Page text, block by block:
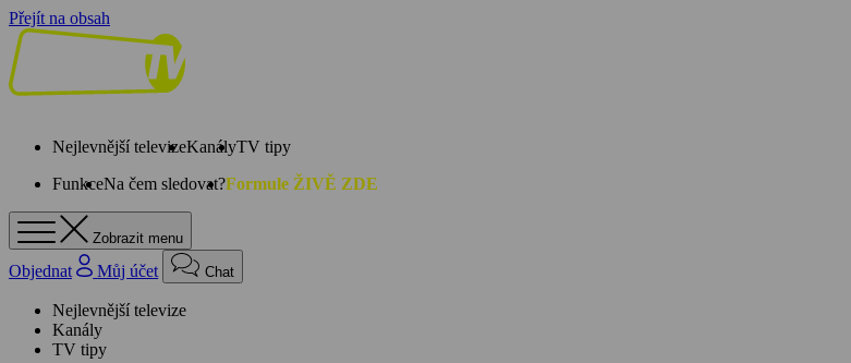
Přejít na obsah
Nejlevnější televizeKanályTV tipy
FunkceNa čem sledovat?Formule ŽIVĚ ZDE
Zobrazit menu
Objednat Můj účet Chat
Nejlevnější televize
Kanály
TV tipy